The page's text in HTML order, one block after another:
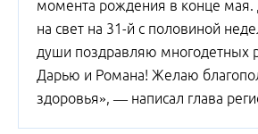
момента рождения в конце мая.
на свет на 31-й с половиной
души поздравляю многодетных
Дарью и Романа! Желаю
здоровья», — написал глава